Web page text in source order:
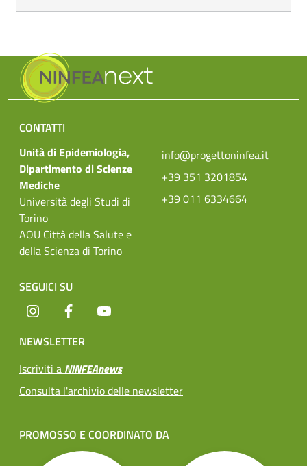
CONTATTI
Unità di Epidemiologia,
Dipartimento di Scienze
Mediche
Università degli Studi di
Torino
AOU Città della Salute e
della Scienza di Torino
info@progettoninfea.it
+39 351 3201854
+39 011 6334664
SEGUICI SU
Instagram Facebook
NEWSLETTER
Iscriviti a NINFEAnews
Consulta l'archivio delle newsletter
PROMOSSO E COORDINATO DA